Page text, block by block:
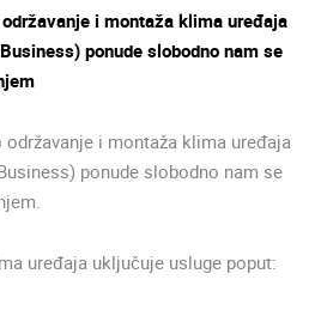
i montaža klima uređaja
ponude slobodno nam se
i montaža klima uređaja
ponude slobodno nam se
uređaja uključuje usluge poput: